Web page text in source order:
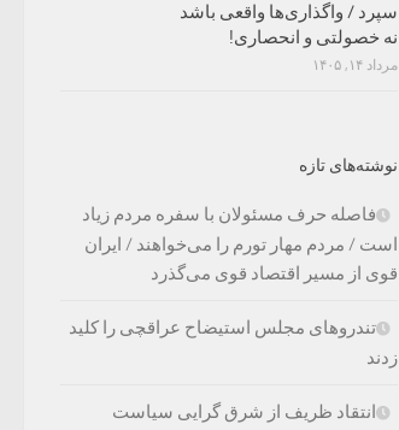
سپرد / واگذاری‌ها واقعی باشد
نه خصولتی و انحصاری!
مرداد ۱۴, ۱۴۰۵
نوشته‌های تازه
فاصله حرف مسئولان با سفره مردم زیاد
است / مردم مهار تورم را می‌خواهند / ایران
قوی از مسیر اقتصاد قوی می‌گذرد
تندروهای مجلس استیضاح عراقچی را کلید
زدند
انتقاد ظریف از شرق گرایی سیاست